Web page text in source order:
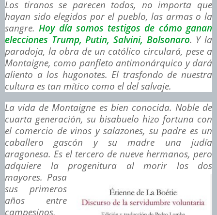
Los tiranos se parecen todos, no importa que
hayan sido elegidos por el pueblo, las armas o la
sangre. Hoy día somos testigos de cómo ganan
elecciones Trump, Putin, Salvini, Bolsonaro. Y la
paradoja, la obra de un católico circulará, pese a
Montaigne, como panfleto antimonárquico y dará
aliento a los hugonotes. El trasfondo de nuestra
cultura es tan mítico como el del salvaje.
La vida de Montaigne es bien conocida. Noble de
cuarta generación, su bisabuelo hizo fortuna con
el comercio de vinos y salazones, su padre es un
caballero gascón y su madre una judía
aragonesa. Es el tercero de nueve hermanos, pero
adquiere la progenitura al morir los dos
mayores. Pasa
sus primeros
años entre
campesinos,